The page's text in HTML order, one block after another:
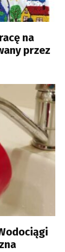
na
przez